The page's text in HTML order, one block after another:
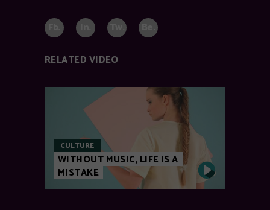
RELATED VIDEO
CULTURE
WITHOUT MUSIC, LIFE IS A
MISTAKE